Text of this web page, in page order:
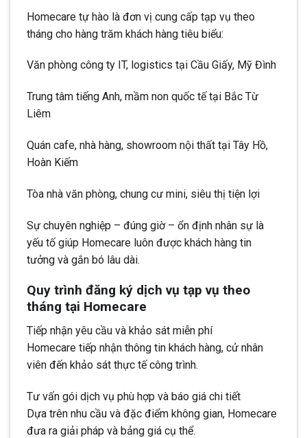
Homecare tự hào là đơn vị cung cấp tạp vụ theo
tháng cho hàng trăm khách hàng tiêu biểu:
Văn phòng công ty IT, logistics tại Cầu Giấy, Mỹ Đình
Trung tâm tiếng Anh, mầm non quốc tế tại Bắc Từ
Liêm
Quán cafe, nhà hàng, showroom nội thất tại Tây Hồ,
Hoàn Kiếm
Tòa nhà văn phòng, chung cư mini, siêu thị tiện lợi
Sự chuyên nghiệp – đúng giờ – ổn định nhân sự là
yếu tố giúp Homecare luôn được khách hàng tin
tưởng và gắn bó lâu dài.
Quy trình đăng ký dịch vụ tạp vụ theo
tháng tại Homecare
Tiếp nhận yêu cầu và khảo sát miễn phí
Homecare tiếp nhận thông tin khách hàng, cử nhân
viên đến khảo sát thực tế công trình.
Tư vấn gói dịch vụ phù hợp và báo giá chi tiết
Dựa trên nhu cầu và đặc điểm không gian, Homecare
đưa ra giải pháp và bảng giá cụ thể.